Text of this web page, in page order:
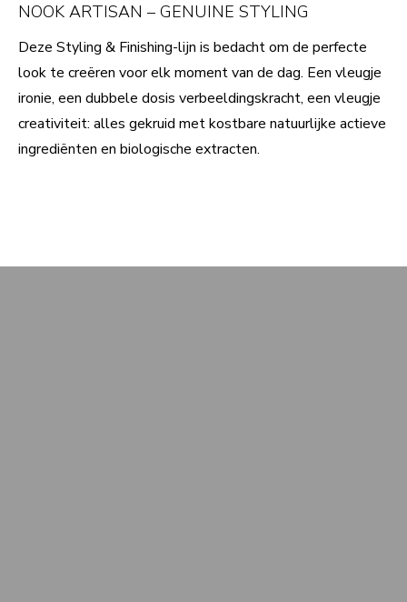
NOOK ARTISAN – GENUINE STYLING
Deze Styling & Finishing-lijn is bedacht om de perfecte
look te creëren voor elk moment van de dag. Een vleugje
ironie, een dubbele dosis verbeeldingskracht, een vleugje
creativiteit: alles gekruid met kostbare natuurlijke actieve
ingrediënten en biologische extracten.